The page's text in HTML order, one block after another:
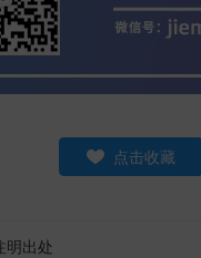
点击收藏
明出处